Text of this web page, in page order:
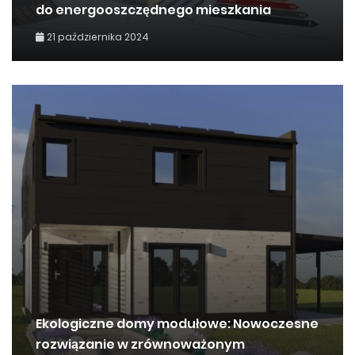
do energooszczędnego mieszkania
21 października 2024
Ekologiczne domy modułowe: Nowoczesne
rozwiązanie w zrównoważonym